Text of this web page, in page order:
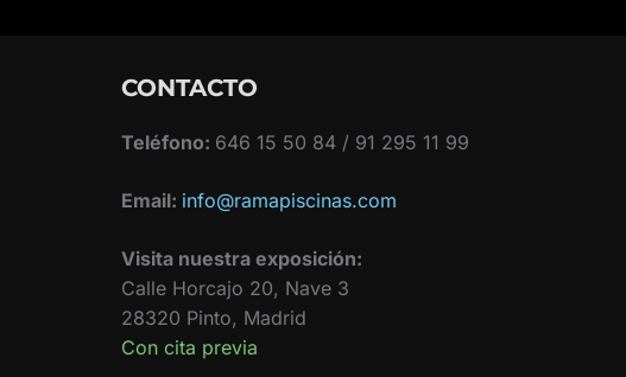
CONTACTO
Teléfono: 646 15 50 84 / 91 295 11 99
Email: info@ramapiscinas.com
Visita nuestra exposición:
Calle Horcajo 20, Nave 3
28320 Pinto, Madrid
Con cita previa